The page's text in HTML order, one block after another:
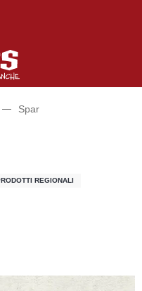
Spar
REGIONALI